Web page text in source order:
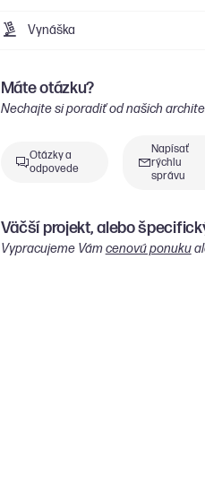
Vynáška
Máte otázku?
Nechajte si poradiť od našich
Otázky a
odpovede
Napísať
rýchlu
správu
Väčší projekt, alebo
Vypracujeme Vámcenovú ponuku